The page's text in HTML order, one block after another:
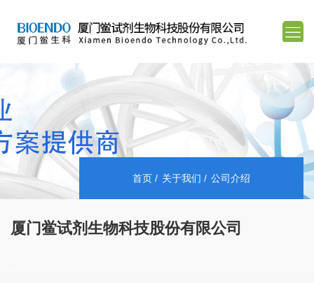
首页 关于我们 公司介绍
厦门鲎试剂生物科技股份有限公司